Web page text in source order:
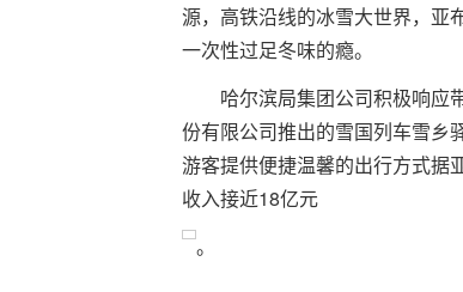
源，高铁沿线的冰雪大世界，亚
一次性过足冬味的瘾。
哈尔滨局集团公司积极响应
份有限公司推出的雪国列车雪乡
游客提供便捷温馨的出行方式据
收入接近18亿元
。